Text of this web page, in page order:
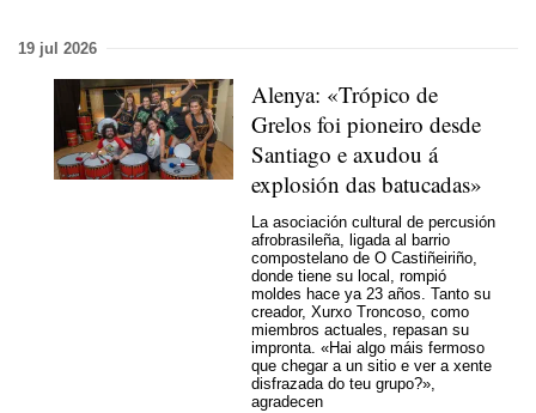
19 jul 2026
Alenya: «Trópico de
Grelos foi pioneiro desde
Santiago e axudou á
explosión das batucadas»
La asociación cultural de percusión
afrobrasileña, ligada al barrio
compostelano de O Castiñeiriño,
donde tiene su local, rompió
moldes hace ya 23 años. Tanto su
creador, Xurxo Troncoso, como
miembros actuales, repasan su
impronta. «Hai algo máis fermoso
que chegar a un sitio e ver a xente
disfrazada do teu grupo?»,
agradecen